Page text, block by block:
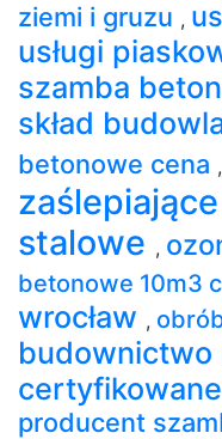
ziemi i gruzu ,
usługi
szamba
skład
betonowe cena ,
zaślepiające
stalowe ,
betonowe 10m3
wrocław ,
budownictwo
certyfikowane
producent